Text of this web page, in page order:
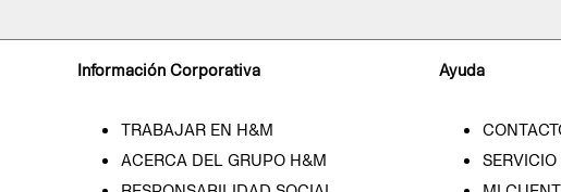
Información Corporativa
TRABAJAR EN H&M
ACERCA DEL GRUPO H&M
Ayuda